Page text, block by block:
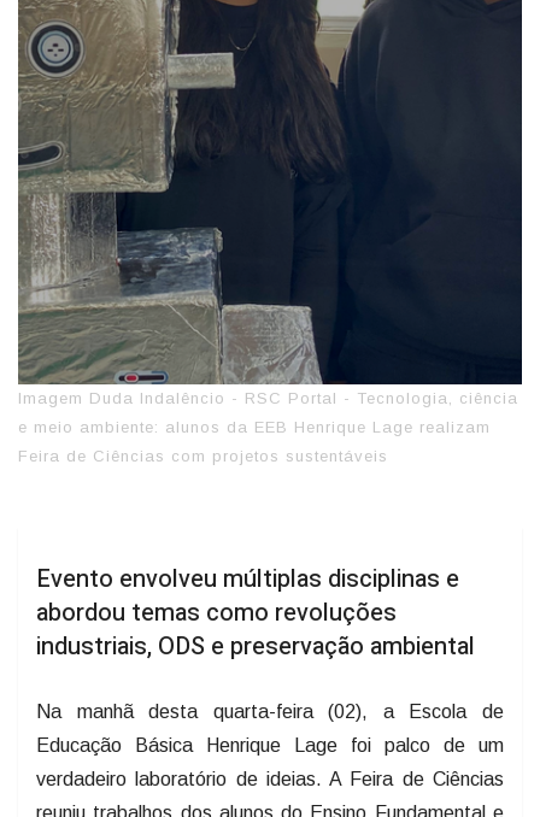
Imagem Duda Indalêncio - RSC Portal - Tecnologia, ciência
e meio ambiente: alunos da EEB Henrique Lage realizam
Feira de Ciências com projetos sustentáveis
Evento envolveu múltiplas disciplinas e
abordou temas como revoluções
industriais, ODS e preservação ambiental
Na manhã desta quarta-feira (02), a Escola de
Educação Básica Henrique Lage foi palco de um
verdadeiro laboratório de ideias. A Feira de Ciências
reuniu trabalhos dos alunos do Ensino Fundamental e